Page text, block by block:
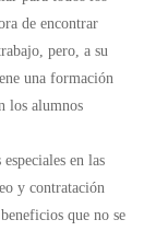
de encontrar
pero, a su
una formación
los alumnos
en las
y contratación
que no se